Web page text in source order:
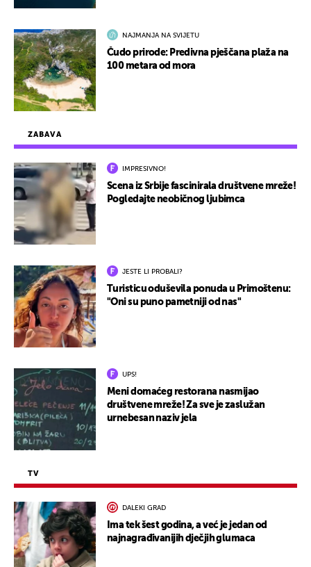
ZABAVA
IMPRESIVNO!
Scena iz Srbije fascinirala društvene mreže!
Pogledajte neobičnog ljubimca
JESTE LI PROBALI?
Turisticu oduševila ponuda u Primoštenu:
"Oni su puno pametniji od nas"
UPS!
Meni domaćeg restorana nasmijao
društvene mreže! Za sve je zaslužan
urnebesan naziv jela
TV
DALEKI GRAD
Ima tek šest godina, a već je jedan od
najnagrađivanijih dječjih glumaca
NAJMANJA NA SVIJETU
Čudo prirode: Predivna pješčana plaža na
100 metara od mora